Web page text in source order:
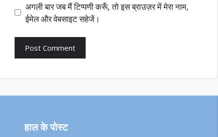
अगली बार जब मैं टिप्पणी करूँ, तो इस ब्राउज़र में मेरा नाम,
ईमेल और वेबसाइट सहेजें।
हाल के पोस्ट